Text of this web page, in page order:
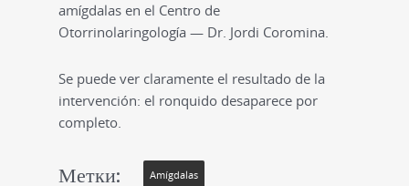
amígdalas en el Centro de
Otorrinolaringología — Dr. Jordi Coromina.
Se puede ver claramente el resultado de la
intervención: el ronquido desaparece por
completo.
Метки: Amígdalas